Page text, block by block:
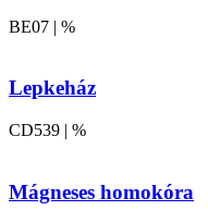
BE07 | %
Lepkeház
CD539 | %
Mágneses homokóra